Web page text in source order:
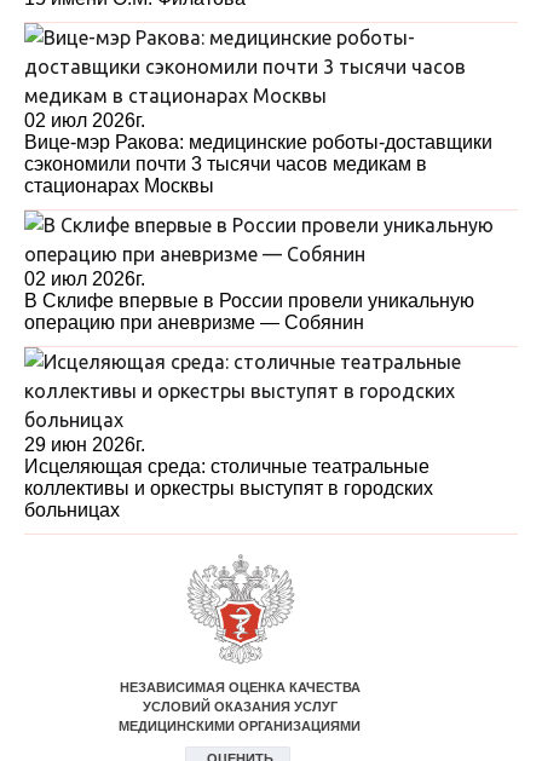
02 июл 2026г.
Вице-мэр Ракова: медицинские роботы-доставщики
сэкономили почти 3 тысячи часов медикам в
стационарах Москвы
02 июл 2026г.
В Склифе впервые в России провели уникальную
операцию при аневризме — Собянин
29 июн 2026г.
Исцеляющая среда: столичные театральные
коллективы и оркестры выступят в городских
больницах